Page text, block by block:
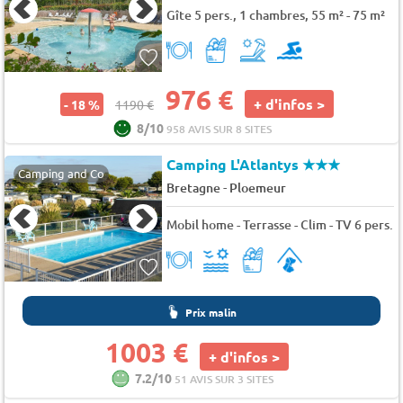
Gîte 5 pers., 1 chambres, 55 m² - 75 m²
- 18 % 1190 € 976 € + d'infos >
8/10958 AVIS SUR 8 SITES
Camping and Co Camping L'Atlantys★★★
Bretagne- Ploemeur
Mobil home - Terrasse - Clim - TV 6 pers.
Prix malin
1003 € + d'infos >
7.2/10 51 AVIS SUR 3 SITES